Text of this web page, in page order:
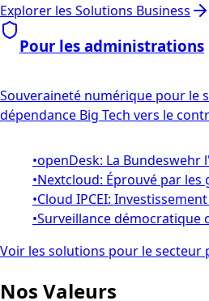
Explorer les Solutions Business
Pour les administrations
Souveraineté numérique pour le
dépendance Big Tech vers le
•openDesk: La Bundeswehr
•Nextcloud: Éprouvé par les
•Cloud IPCEI:
•Surveillance démocratique
Voir les solutions pour le secteur
Nos Valeurs